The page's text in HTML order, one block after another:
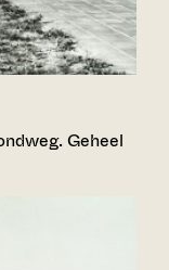
Geheel